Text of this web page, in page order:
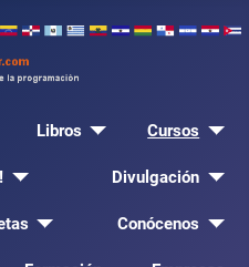
Libros Cursos
Divulgación
Conócenos